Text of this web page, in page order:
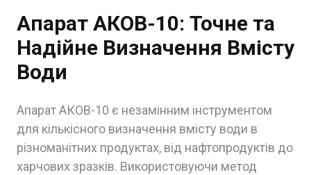
Апарат АКОВ-10: Точне та
Надійне Визначення Вмісту
Води
Апарат АКОВ-10 є незамінним інструментом
для кількісного визначення вмісту води в
різноманітних продуктах, від нафтопродуктів до
харчових зразків. Використовуючи метод